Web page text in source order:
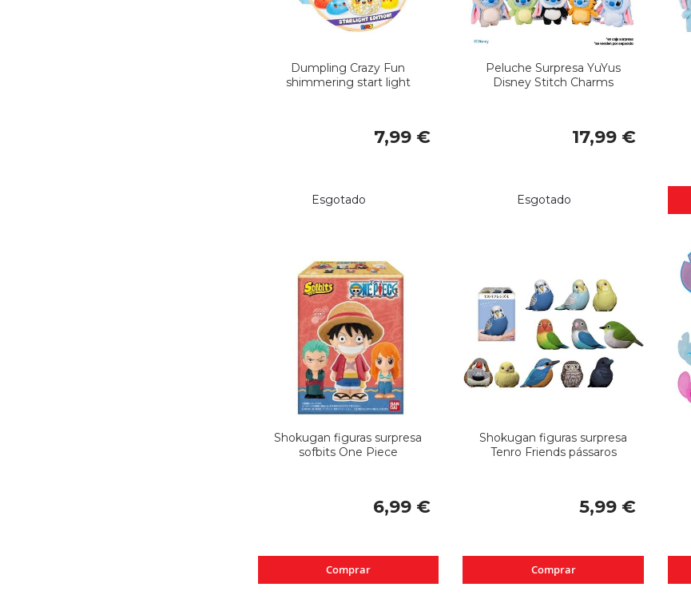
Dumpling Crazy Fun
shimmering start light
7,99 €
Esgotado
Peluche Surpresa YuYus
Disney Stitch Charms
17,99 €
Esgotado
Shokugan figuras surpresa
sofbits One Piece
6,99 €
Comprar
Shokugan figuras surpresa
Tenro Friends pássaros
5,99 €
Comprar